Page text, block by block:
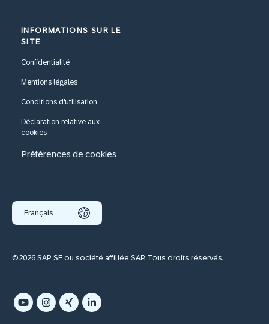
INFORMATIONS SUR LE
SITE
Confidentialité
Mentions légales
Conditions d'utilisation
Déclaration relative aux
cookies
Préférences de cookies
Français
©2026 SAP SE ou société affiliée SAP. Tous droits réservés.